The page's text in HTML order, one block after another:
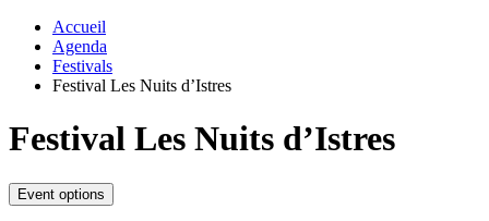
Accueil
Agenda
Festivals
Festival Les Nuits d’Istres
Festival Les Nuits d’Istres
Event options